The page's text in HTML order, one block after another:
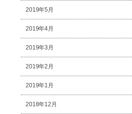
2019年5月
2019年4月
2019年3月
2019年2月
2019年1月
2018年12月